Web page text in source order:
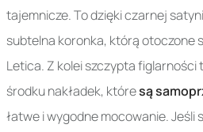
tajemnicze. To dzięki czarnej
subtelna koronka, którą otoczone
Letica. Z kolei szczypta figlarności
środku nakładek, któresą
łatwe i wygodne mocowanie. Jeśli